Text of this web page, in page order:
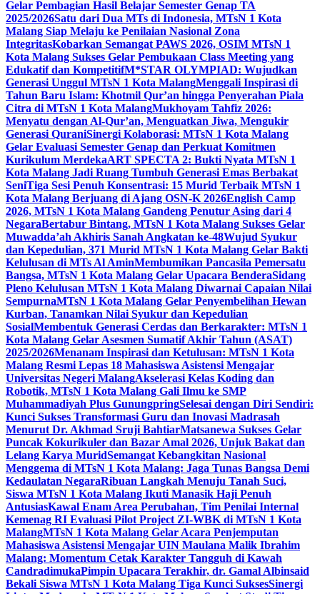
Gelar Pembagian Hasil Belajar Semester Genap TA
2025/2026Satu dari Dua MTs di Indonesia, MTsN 1 Kota
Malang Siap Melaju ke Penilaian Nasional Zona
IntegritasKobarkan Semangat PAWS 2026, OSIM MTsN 1
Kota Malang Sukses Gelar Pembukaan Class Meeting yang
Edukatif dan KompetitifM*STAR OLYMPIAD: Wujudkan
Generasi Unggul MTsN 1 Kota MalangMenggali Inspirasi di
Tahun Baru Islam: Khotmil Qur’an hingga Penyerahan Piala
Citra di MTsN 1 Kota MalangMukhoyam Tahfiz 2026:
Menyatu dengan Al-Qur’an, Menguatkan Jiwa, Mengukir
Generasi QuraniSinergi Kolaborasi: MTsN 1 Kota Malang
Gelar Evaluasi Semester Genap dan Perkuat Komitmen
Kurikulum MerdekaART SPECTA 2: Bukti Nyata MTsN 1
Kota Malang Jadi Ruang Tumbuh Generasi Emas Berbakat
SeniTiga Sesi Penuh Konsentrasi: 15 Murid Terbaik MTsN 1
Kota Malang Berjuang di Ajang OSN-K 2026English Camp
2026, MTsN 1 Kota Malang Gandeng Penutur Asing dari 4
NegaraBertabur Bintang, MTsN 1 Kota Malang Sukses Gelar
Muwadda’ah Akhiris Sanah Angkatan ke-48Wujud Syukur
dan Kepedulian, 371 Murid MTsN 1 Kota Malang Gelar Bakti
Kelulusan di MTs Al AminMembumikan Pancasila Pemersatu
Bangsa, MTsN 1 Kota Malang Gelar Upacara BenderaSidang
Pleno Kelulusan MTsN 1 Kota Malang Diwarnai Capaian Nilai
SempurnaMTsN 1 Kota Malang Gelar Penyembelihan Hewan
Kurban, Tanamkan Nilai Syukur dan Kepedulian
SosialMembentuk Generasi Cerdas dan Berkarakter: MTsN 1
Kota Malang Gelar Asesmen Sumatif Akhir Tahun (ASAT)
2025/2026Menanam Inspirasi dan Ketulusan: MTsN 1 Kota
Malang Resmi Lepas 18 Mahasiswa Asistensi Mengajar
Universitas Negeri MalangAkselerasi Kelas Koding dan
Robotik, MTsN 1 Kota Malang Gali Ilmu ke SMP
Muhammadiyah Plus GunungpringSelesai dengan Diri Sendiri:
Kunci Sukses Transformasi Guru dan Inovasi Madrasah
Menurut Dr. Akhmad Sruji BahtiarMatsanewa Sukses Gelar
Puncak Kokurikuler dan Bazar Amal 2026, Unjuk Bakat dan
Lelang Karya MuridSemangat Kebangkitan Nasional
Menggema di MTsN 1 Kota Malang: Jaga Tunas Bangsa Demi
Kedaulatan NegaraRibuan Langkah Menuju Tanah Suci,
Siswa MTsN 1 Kota Malang Ikuti Manasik Haji Penuh
AntusiasKawal Enam Area Perubahan, Tim Penilai Internal
Kemenag RI Evaluasi Pilot Project ZI-WBK di MTsN 1 Kota
MalangMTsN 1 Kota Malang Gelar Acara Penjemputan
Mahasiswa Asistensi Mengajar UIN Maulana Malik Ibrahim
Malang: Momentum Cetak Karakter Tangguh di Kawah
CandradimukaPimpin Upacara Terakhir, dr. Gamal Albinsaid
Bekali Siswa MTsN 1 Kota Malang Tiga Kunci SuksesSinergi